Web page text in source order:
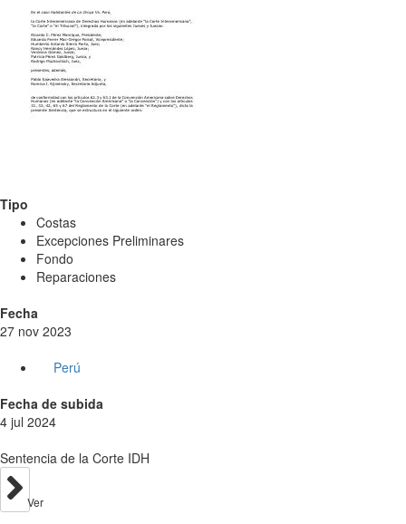
Tipo
Costas
Excepciones Preliminares
Fondo
Reparaciones
Fecha
27 nov 2023
Perú
Fecha de subida
4 jul 2024
Sentencia de la Corte IDH
Ver